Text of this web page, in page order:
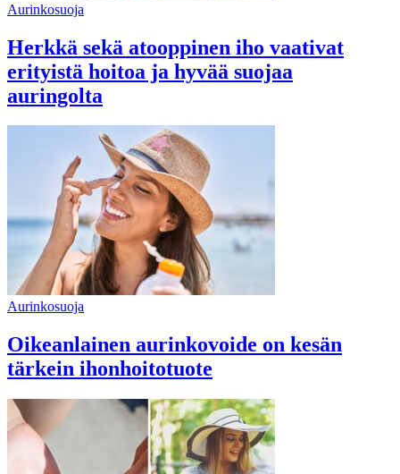
Aurinkosuoja
Herkkä sekä atooppinen iho vaativat
erityistä hoitoa ja hyvää suojaa
auringolta
Aurinkosuoja
Oikeanlainen aurinkovoide on kesän
tärkein ihonhoitotuote